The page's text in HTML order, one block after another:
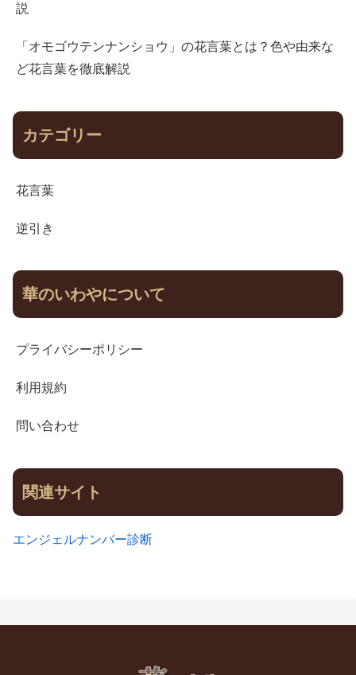
説
「オモゴウテンナンショウ」の花言葉とは？色や由来な
ど花言葉を徹底解説
カテゴリー
花言葉
逆引き
華のいわやについて
プライバシーポリシー
利用規約
問い合わせ
関連サイト
エンジェルナンバー診断